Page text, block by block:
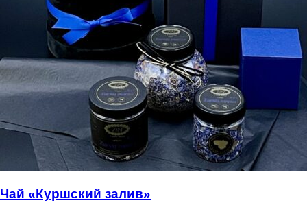
Чай «Куршский залив»